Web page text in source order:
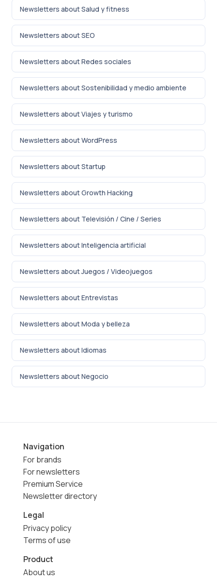
Newsletters about Salud y fitness
Newsletters about SEO
Newsletters about Redes sociales
Newsletters about Sostenibilidad y medio ambiente
Newsletters about Viajes y turismo
Newsletters about WordPress
Newsletters about Startup
Newsletters about Growth Hacking
Newsletters about Televisión / Cine / Series
Newsletters about Inteligencia artificial
Newsletters about Juegos / Videojuegos
Newsletters about Entrevistas
Newsletters about Moda y belleza
Newsletters about Idiomas
Newsletters about Negocio
Navigation
For brands
For newsletters
Premium Service
Newsletter directory
Legal
Privacy policy
Terms of use
Product
About us